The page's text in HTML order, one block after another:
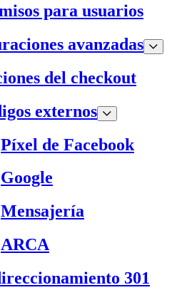
para usuarios
avanzadas
del checkout
externos
Píxel de Facebook
Google
Mensajería
ARCA
301